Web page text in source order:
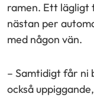
ramen. Ett lägligt
nästan per
med någon vän.
– Samtidigt får ni
också